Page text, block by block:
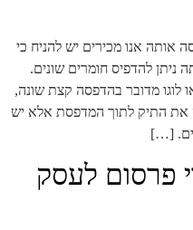
אותה אנו מכירים יש להניח כי
להדפיס חומרים שונים.
לוגו מדובר בהדפסה קצת שונה,
את התיק לתוך המדפסת אלא יש
[…]
פרסום לעסק